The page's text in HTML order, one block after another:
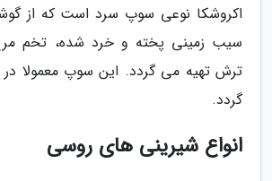
اکروشکا نوعی سوپ سرد است که از
سیب زمینی پخته و خرد شده، تخم
ترش تهیه می گردد. این سوپ معمولا
گردد.
انواع شیرینی های روسی